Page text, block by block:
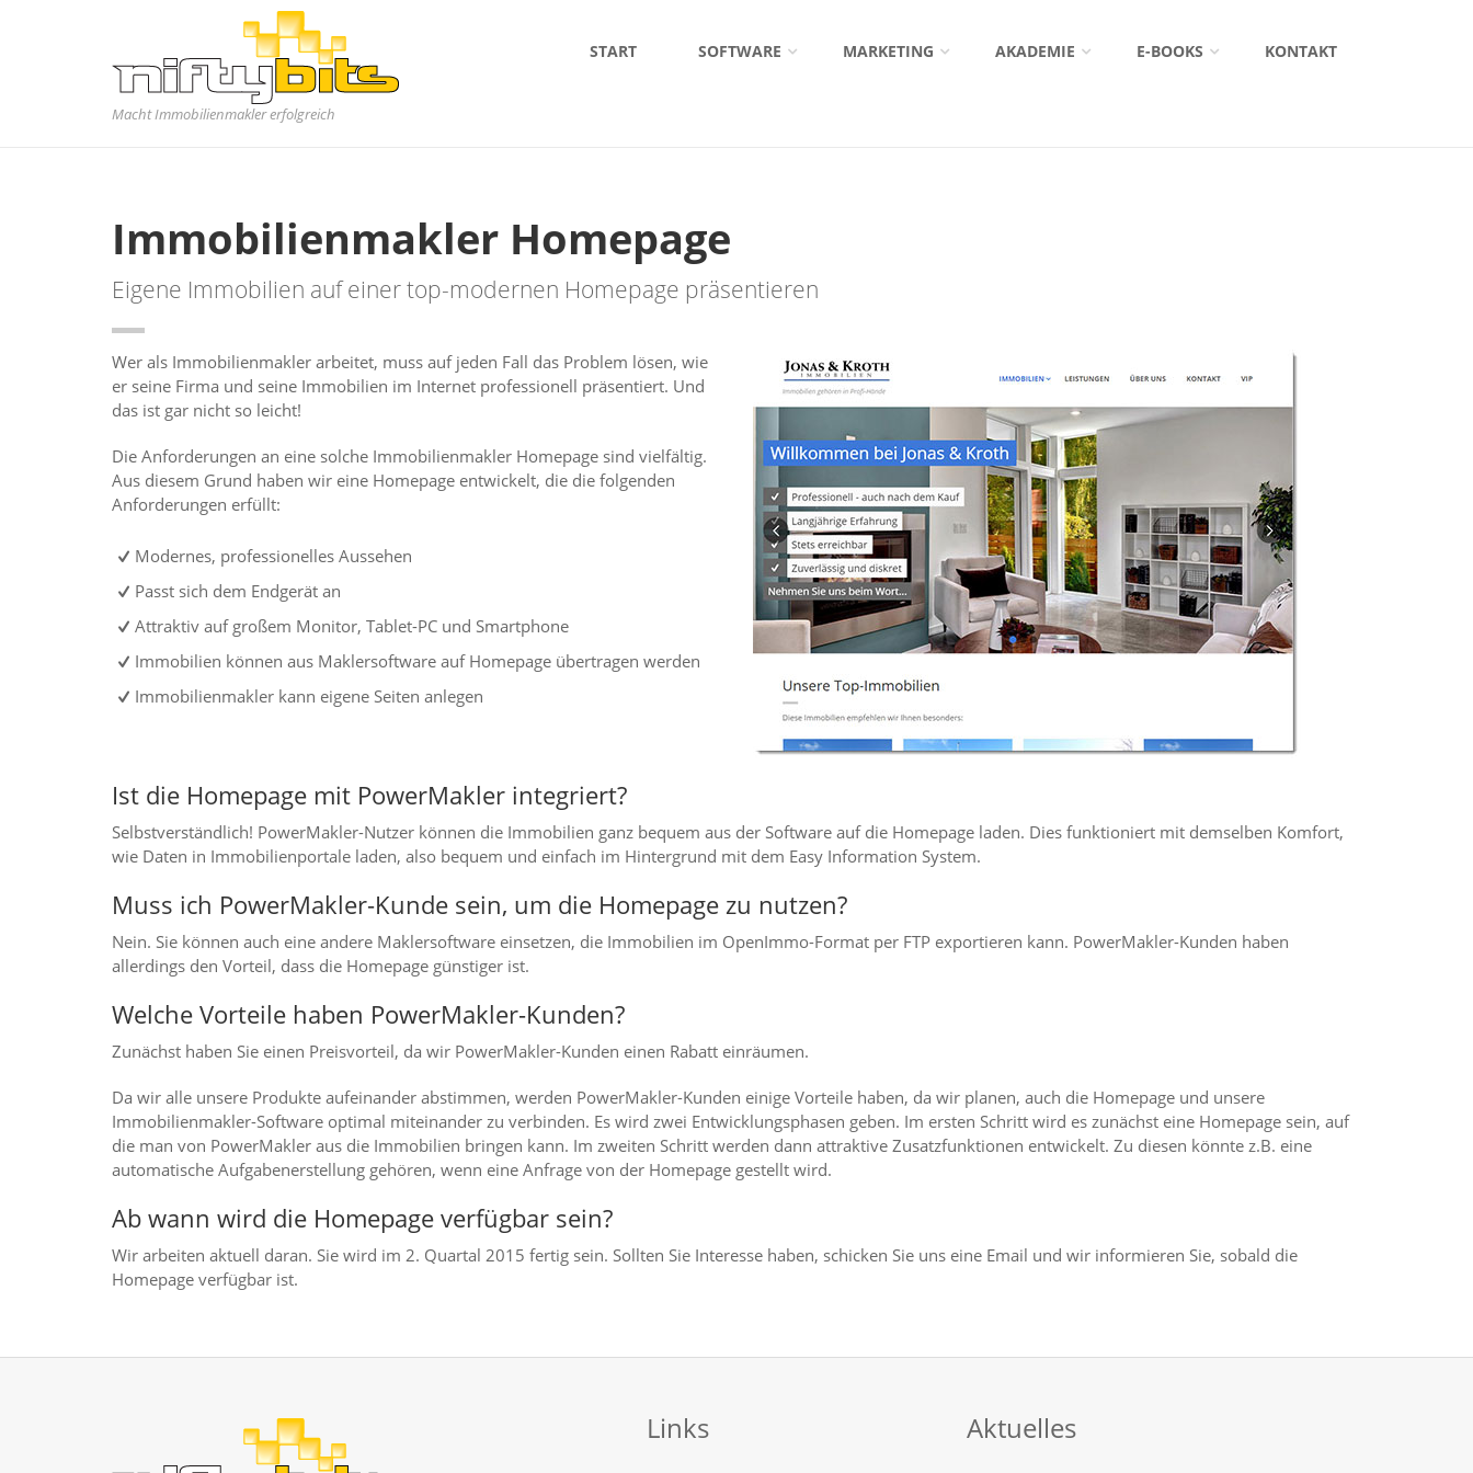
Macht Immobilienmakler erfolgreich
START SOFTWARE MARKETING AKADEMIE E-BOOKS KONTAKT
Immobilienmakler Homepage
Eigene Immobilien auf einer top-modernen Homepage präsentieren
Wer als Immobilienmakler arbeitet, muss auf jeden Fall das Problem lösen, wie
er seine Firma und seine Immobilien im Internet professionell präsentiert. Und
das ist gar nicht so leicht!
Die Anforderungen an eine solche Immobilienmakler Homepage sind vielfältig.
Aus diesem Grund haben wir eine Homepage entwickelt, die die folgenden
Anforderungen erfüllt:
Modernes, professionelles Aussehen
Passt sich dem Endgerät an
Attraktiv auf großem Monitor, Tablet-PC und Smartphone
Immobilien können aus Maklersoftware auf Homepage übertragen werden
Immobilienmakler kann eigene Seiten anlegen
Ist die Homepage mit PowerMakler integriert?
Selbstverständlich! PowerMakler-Nutzer können die Immobilien ganz bequem aus der Software auf die Homepage laden. Dies funktioniert mit demselben Komfort,
wie Daten in Immobilienportale laden, also bequem und einfach im Hintergrund mit dem Easy Information System.
Muss ich PowerMakler-Kunde sein, um die Homepage zu nutzen?
Nein. Sie können auch eine andere Maklersoftware einsetzen, die Immobilien im OpenImmo-Format per FTP exportieren kann. PowerMakler-Kunden haben
allerdings den Vorteil, dass die Homepage günstiger ist.
Welche Vorteile haben PowerMakler-Kunden?
Zunächst haben Sie einen Preisvorteil, da wir PowerMakler-Kunden einen Rabatt einräumen.
Da wir alle unsere Produkte aufeinander abstimmen, werden PowerMakler-Kunden einige Vorteile haben, da wir planen, auch die Homepage und unsere
Immobilienmakler-Software optimal miteinander zu verbinden. Es wird zwei Entwicklungsphasen geben. Im ersten Schritt wird es zunächst eine Homepage sein, auf
die man von PowerMakler aus die Immobilien bringen kann. Im zweiten Schritt werden dann attraktive Zusatzfunktionen entwickelt. Zu diesen könnte z.B. eine
automatische Aufgabenerstellung gehören, wenn eine Anfrage von der Homepage gestellt wird.
Ab wann wird die Homepage verfügbar sein?
Wir arbeiten aktuell daran. Sie wird im 2. Quartal 2015 fertig sein. Sollten Sie Interesse haben, schicken Sie uns eine Email und wir informieren Sie, sobald die
Homepage verfügbar ist.
Links Aktuelles